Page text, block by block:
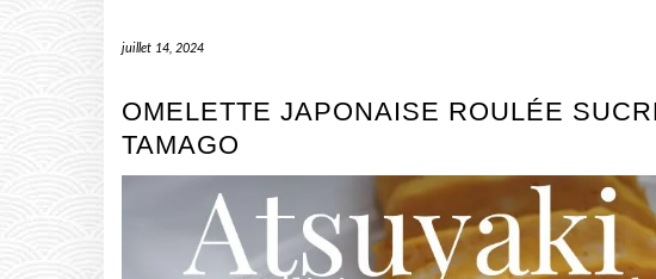
juillet 14, 2024
OMELETTE JAPONAISE ROULÉE
TAMAGO